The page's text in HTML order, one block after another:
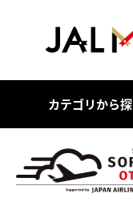
カテゴリから